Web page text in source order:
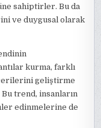
sahiptirler. Bu da
ve duygusal olarak
kurma, farklı
geliştirme
trend, insanların
edinmelerine de